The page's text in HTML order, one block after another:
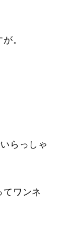
。
らっしゃ
ワンネ